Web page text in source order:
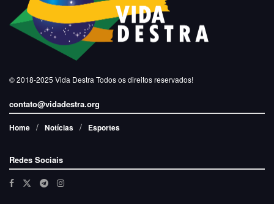
© 2018-2025 Vida Destra Todos os direitos reservados!
contato@vidadestra.org
Home Notícias Esportes
Redes Sociais